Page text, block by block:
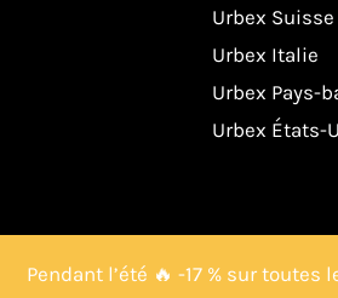
Pendant l’été 🔥 -17 % sur toutes
Urbex Suisse
Urbex Italie
Urbex Pays-
Urbex États-